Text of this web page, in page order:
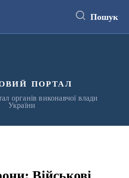
Пошук
портал
органів виконавчої влади
України